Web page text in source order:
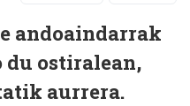
andoaindarrak
du ostiralean,
aurrera.